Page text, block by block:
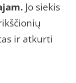
Jo siekis
ir atkurti